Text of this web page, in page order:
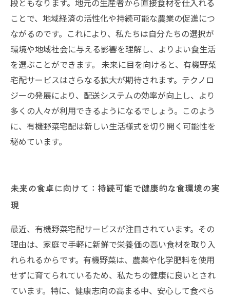
段ともなります。地元の生産者から直接食材を仕入れる
ことで、地域経済の活性化や持続可能な農業の促進につ
ながるのです。これにより、私たちは自分たちの選択が
環境や地域社会に与える影響を理解し、よりよい食生活
を選ぶことができます。 未来に目を向けると、有機野菜
宅配サービスはさらなる拡大が期待されます。テクノロ
ジーの発展により、配送システムの効率が向上し、より
多くの人々が利用できるようになるでしょう。このよう
に、有機野菜宅配は新しい生活様式を切り開く可能性を
秘めています。
未来の食卓に向けて：持続可能で健康的な食環境の実
現
最近、有機野菜宅配サービスが注目されています。その
理由は、家庭で手軽に新鮮で栄養価の高い食材を取り入
れられるからです。有機野菜は、農薬や化学肥料を使用
せずに育てられているため、私たちの健康に良いとされ
ています。特に、健康志向の高まる中、安心して食べら